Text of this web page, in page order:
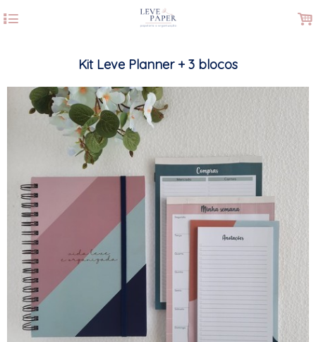
4 .
Kit Leve Planner + 3 blocos